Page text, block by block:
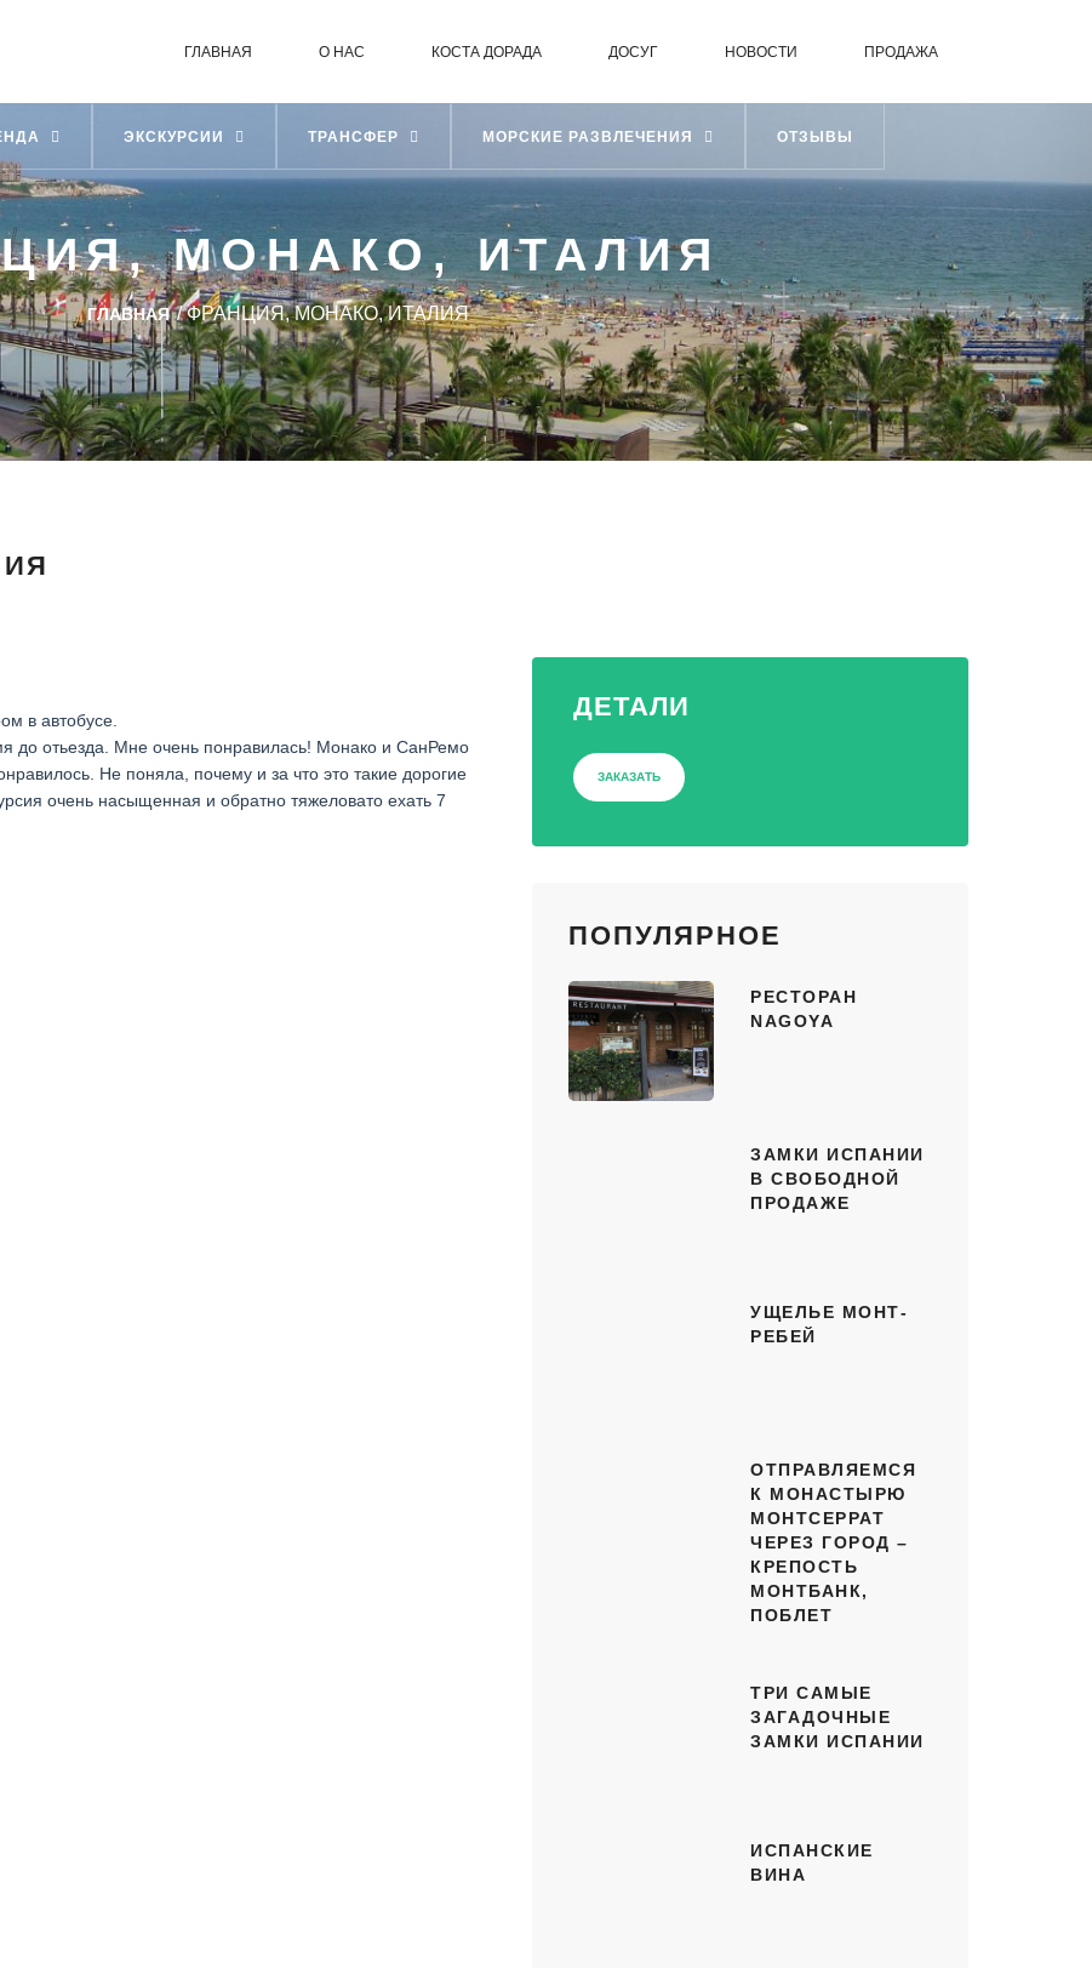
ГЛАВНАЯ О НАС КОСТА ДОРАДА ДОСУГ НОВОСТИ ПРОДАЖА
МОНАКО, ИТАЛИЯ
ГЛАВНАЯ/ФРАНЦИЯ, МОНАКО, ИТАЛИЯ
ЭКСКУРСИИ ТРАНСФЕР МОРСКИЕ РАЗВЛЕЧЕНИЯ ОТЗЫВЫ
в автобусе.
до отьезда. Мне очень понравилась! Монако и СанРемо
Не поняла, почему и за что это такие дорогие
очень насыщенная и обратно тяжеловато ехать 7
ДЕТАЛИ
ЗАКАЗАТЬ
ПОПУЛЯРНОЕ
РЕСТОРАН
NAGOYA
ЗАМКИ ИСПАНИИ
В СВОБОДНОЙ
ПРОДАЖЕ
УЩЕЛЬЕ МОНТ-
РЕБЕЙ
ОТПРАВЛЯЕМСЯ
К МОНАСТЫРЮ
МОНТСЕРРАТ
ЧЕРЕЗ ГОРОД –
КРЕПОСТЬ
МОНТБАНК,
ПОБЛЕТ
ТРИ САМЫЕ
ЗАГАДОЧНЫЕ
ЗАМКИ ИСПАНИИ
ИСПАНСКИЕ
ВИНА